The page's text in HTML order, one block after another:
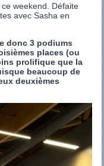
weekend. Défaite
avec Sasha en
donc 3 podiums
places (ou
prolifique que la
beaucoup de
deuxièmes